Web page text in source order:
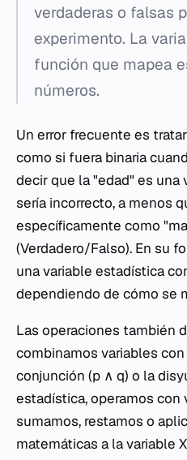
verdaderas o falsas
experimento. La
función que mapea
números.
Un error frecuente es
como si fuera binaria
decir que la "edad" es una
sería incorrecto, a menos
específicamente como
(Verdadero/Falso). En su
una variable estadística
dependiendo de cómo se
Las operaciones también
combinamos variables
conjunción (p ∧ q) o la
estadística, operamos con
sumamos, restamos o
matemáticas a la variable X